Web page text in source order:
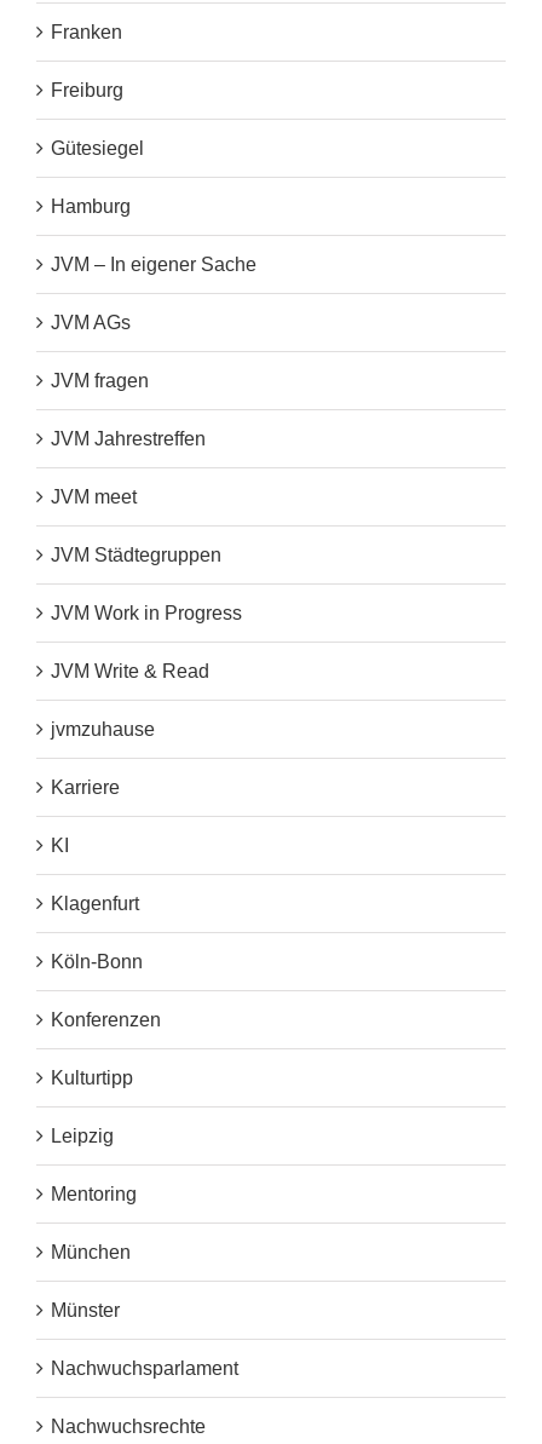
Franken
Freiburg
Gütesiegel
Hamburg
JVM – In eigener Sache
JVM AGs
JVM fragen
JVM Jahrestreffen
JVM meet
JVM Städtegruppen
JVM Work in Progress
JVM Write & Read
jvmzuhause
Karriere
KI
Klagenfurt
Köln-Bonn
Konferenzen
Kulturtipp
Leipzig
Mentoring
München
Münster
Nachwuchsparlament
Nachwuchsrechte